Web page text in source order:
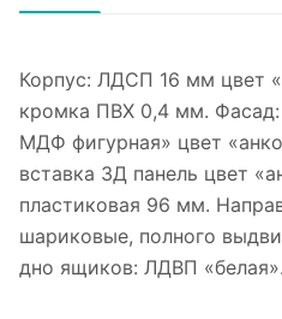
Корпус: ЛДСП 16 мм цвет
кромка ПВХ 0,4 мм.
МДФ фигурная» цвет
вставка 3Д панель цвет
пластиковая 96 мм.
шариковые, полного
дно ящиков: ЛДВП «белая».